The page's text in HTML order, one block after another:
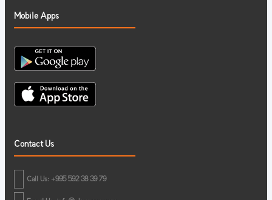
Mobile Apps
Contact Us
Call Us: +995 592 38 39 79